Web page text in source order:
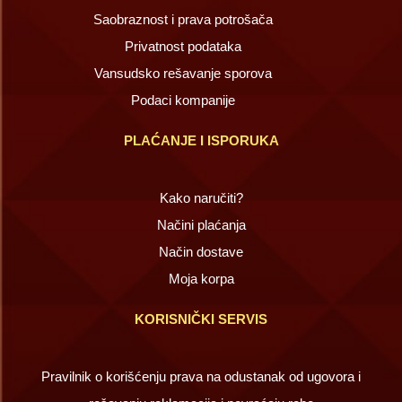
Saobraznost i prava potrošača
Privatnost podataka
Vansudsko rešavanje sporova
Podaci kompanije
PLAĆANJE I ISPORUKA
Kako naručiti?
Načini plaćanja
Način dostave
Moja korpa
KORISNIČKI SERVIS
Pravilnik o korišćenju prava na odustanak od ugovora i